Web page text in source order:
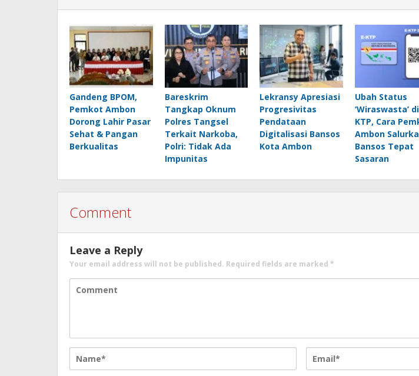
Gandeng BPOM,
Pemkot Ambon
Dorong Lahir Pasar
Sehat & Pangan
Berkualitas
Bareskrim
Tangkap Oknum
Polres Tangsel
Terkait Narkoba,
Polri: Tidak Ada
Impunitas
Lekransy Apresiasi
Progresivitas
Pendataan
Digitalisasi Bansos
Kota Ambon
Ubah Status
‘Wiraswasta’ di
KTP, Cara
Ambon
Bansos Tepat
Sasaran
Comment
Leave a Reply
Your email address will not be published. Required fields are marked *